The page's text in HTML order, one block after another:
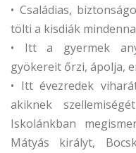
• Családias,
tölti a kisdiák
• Itt a gyermek
gyökereit őrzi, ápolja,
• Itt évezredek
akiknek
Iskolánkban
Mátyás királyt,